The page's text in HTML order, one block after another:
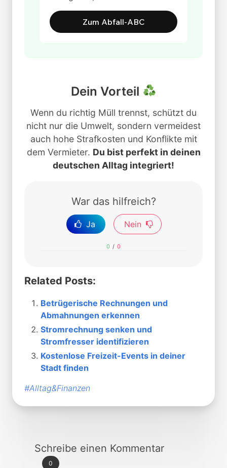
Zum Abfall-ABC
Dein Vorteil
Wenn du richtig Müll trennst, schützt du
nicht nur die Umwelt, sondern vermeidest
auch hohe Strafkosten und Konflikte mit
dem Vermieter. Du bist perfekt in deinen
deutschen Alltag integriert!
War das hilfreich?
Ja Nein
0 / 0
Related Posts:
Betrügerische Rechnungen und
Abmahnungen erkennen
Stromrechnung senken und
Stromfresser identifizieren
Kostenlose Freizeit-Events in deiner
Stadt finden
#Alltag&Finanzen
Schreibe einen Kommentar
0